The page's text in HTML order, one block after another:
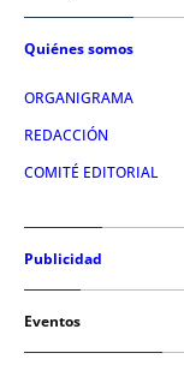
Quiénes somos
ORGANIGRAMA
REDACCIÓN
COMITÉ EDITORIAL
Publicidad
Eventos